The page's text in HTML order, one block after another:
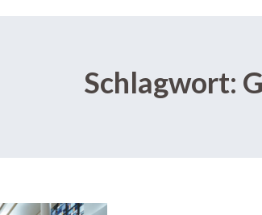
Schlagwort: